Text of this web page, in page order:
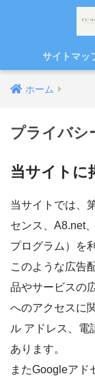
サイトマッ
ホーム
プライバシ
当サイトに
当サイトでは、
センス、A8.net
プログラム）を
このような広告
品やサービスの
へのアクセスに
ル アドレス、電
あります。
またGoogleアド